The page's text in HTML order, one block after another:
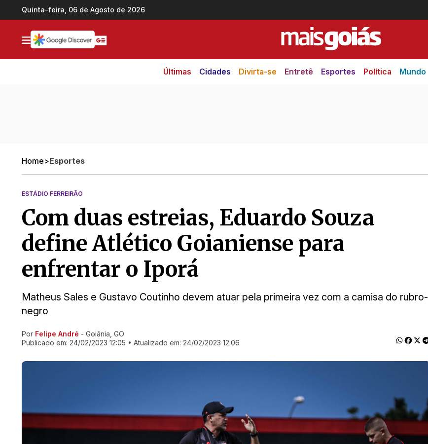
Ir direto pro conteúdo
Quinta-feira, 06 de Agosto de 2026
Últimas Cidades Divirta-se Entretê Esportes Política Mundo
Home>Esportes
ESTÁDIO FERREIRÃO
Com duas estreias, Eduardo Souza
define Atlético Goianiense para
enfrentar o Iporá
Matheus Sales e Gustavo Coutinho devem atuar pela primeira vez com a camisa do rubro-
negro
Ir direto pra matéria
Por Felipe André - Goiânia, GO
Publicado em: 24/02/2023 12:05 • Atualizado em: 24/02/2023 12:06